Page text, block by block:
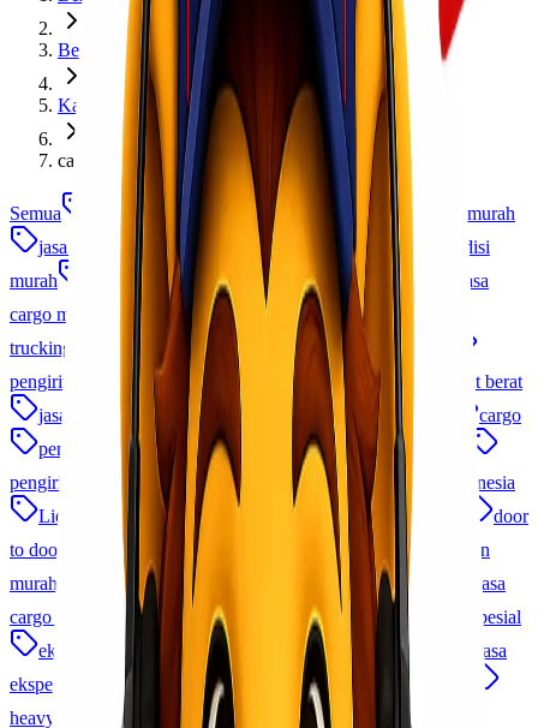
Berita dan Informasi
Kategori
cara kirim barang ke luar negeri
Semua lionel express cargo murah
ekspedisi cargo murah
jasa ekspedisi
jasa cargo ekspedisi cargo
ekspedisi
murah
jasa kirim barang jasa ekspedisi terpercaya
jasa
cargo murah
jasa kirim jasa pengiriman barang
trucking
logistik indonesia cargo udara
ekspedisi
pengiriman antar pulau
jasa logistik
jasa pengiriman alat berat
jasa pengiriman
logistik b2b Pengiriman Barang
cargo
pengiriman frozen food
cargo laut
cargo laut udara
pengiriman cepat
ekspedisi murah indonesia
cargo indonesia
Lionel Cargo
ekspedisi udara asuransi pengiriman
door
to door
jasa pengiriman cargo logistik
jasa pengiriman
murah
Cargo Murah Indonesia ekspedisi terpercaya
jasa
cargo indonesia
distribusi nasional
pengiriman produk spesial
ekspedisi jakarta
pengiriman cargo kirim barang
jasa
ekspedisi murah
jasa cargo udara
ekspedisi antar pulau
heavy cargo
charter cargo ekspedisi cepat
pengiriman